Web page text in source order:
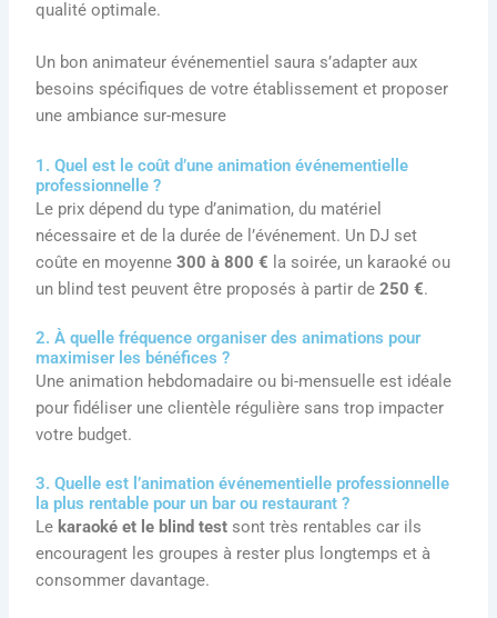
qualité optimale.
Un bon animateur événementiel saura s’adapter aux
besoins spécifiques de votre établissement et proposer
une ambiance sur-mesure
1. Quel est le coût d’une animation événementielle
professionnelle ?
Le prix dépend du type d’animation, du matériel
nécessaire et de la durée de l’événement. Un DJ set
coûte en moyenne300 à 800 € la soirée, un karaoké ou
un blind test peuvent être proposés à partir de250 €.
2. À quelle fréquence organiser des animations pour
maximiser les bénéfices ?
Une animation hebdomadaire ou bi-mensuelle est idéale
pour fidéliser une clientèle régulière sans trop impacter
votre budget.
3. Quelle est l’animation événementielle professionnelle
la plus rentable pour un bar ou restaurant ?
Le karaoké et le blind test sont très rentables car ils
encouragent les groupes à rester plus longtemps et à
consommer davantage.